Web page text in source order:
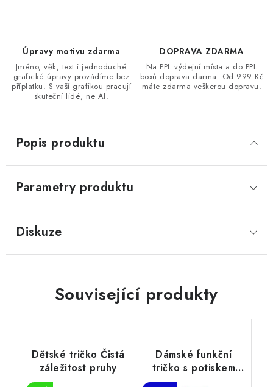
Úpravy motivu zdarma
Jméno, věk, text i jednoduché
grafické úpravy provádíme bez
příplatku. S vaší grafikou pracují
skuteční lidé, ne AI.
DOPRAVA ZDARMA
Na PPL výdejní místa a do PPL
boxů doprava darma. Od 999 Kč
máte zdarma veškerou dopravu.
Popis produktu
Parametry produktu
Diskuze
Související produkty
Dětské tričko Čistá
záležitost pruhy
Dámské funkční
tričko s potiskem
Cestování